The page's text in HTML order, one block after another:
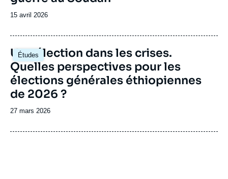
Date
publication
15 avril 2026
Études
Image
principale
Une élection dans les crises.
Quelles perspectives pour les
élections générales éthiopiennes
de 2026 ?
Date
publication
27 mars 2026